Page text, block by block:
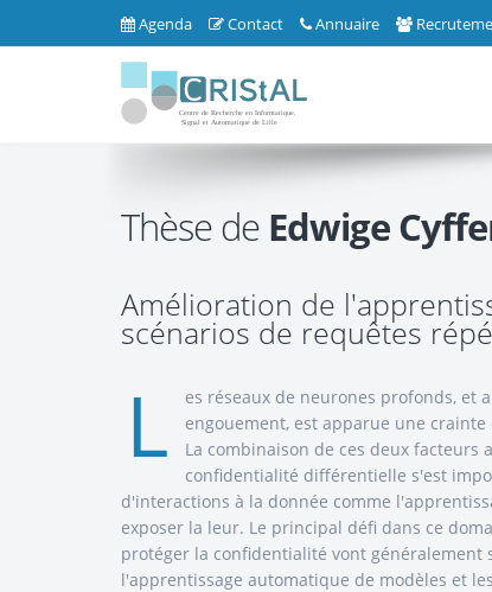
Agenda Contact Annuaire
Thèse de Edwige
Amélioration de
scénarios de requêtes
L
es réseaux de neurones profonds, et
engouement, est apparue une
La combinaison de ces deux
confidentialité différentielle s'est
d'interactions à la donnée comme
exposer la leur. Le principal défi dans ce
protéger la confidentialité vont
l'apprentissage automatique de modèles et